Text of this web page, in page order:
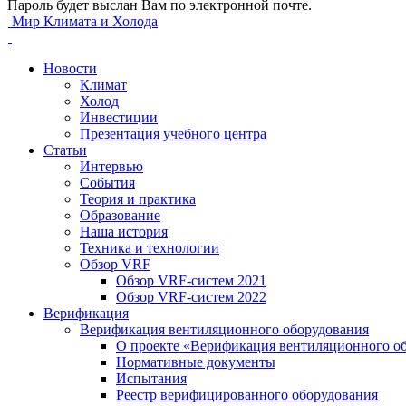
Пароль будет выслан Вам по электронной почте.
Мир Климата и Холода
Новости
Климат
Холод
Инвестиции
Презентация учебного центра
Статьи
Интервью
События
Теория и практика
Образование
Наша история
Техника и технологии
Обзор VRF
Обзор VRF-систем 2021
Обзор VRF-систем 2022
Верификация
Верификация вентиляционного оборудования
О проекте «Верификация вентиляционного
Нормативные документы
Испытания
Реестр верифицированного оборудования